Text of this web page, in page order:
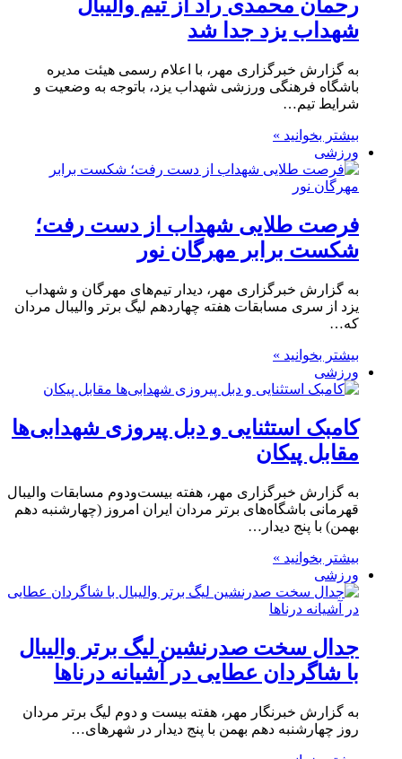
رحمان محمدی راد از تیم والیبال
شهداب یزد جدا شد
به گزارش خبرگزاری مهر، با اعلام رسمی هیئت مدیره
باشگاه فرهنگی ورزشی شهداب یزد، باتوجه به وضعیت و
شرایط تیم…
بیشتر بخوانید »
ورزشی
فرصت طلایی شهداب از دست رفت؛
شکست برابر مهرگان نور
به گزارش خبرگزاری مهر، دیدار تیم‌های مهرگان و شهداب
یزد از سری مسابقات هفته چهاردهم لیگ برتر والیبال مردان
که…
بیشتر بخوانید »
ورزشی
کامبک استثنایی و دبل پیروزی شهدابی‌ها
مقابل پیکان
به گزارش خبرگزاری مهر، هفته بیست‌ودوم مسابقات والیبال
قهرمانی باشگاه‌های برتر مردان ایران امروز (چهارشنبه دهم
بهمن) با پنج دیدار…
بیشتر بخوانید »
ورزشی
جدال سخت صدرنشین لیگ برتر والیبال
با شاگردان عطایی در آشیانه درناها
به گزارش خبرنگار مهر، هفته بیست و دوم لیگ برتر مردان
روز چهارشنبه دهم بهمن با پنج دیدار در شهرهای…